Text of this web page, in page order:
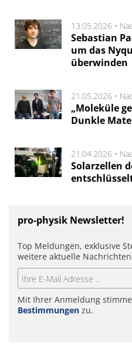
13.05.2026 •
Sebastian
um das
überwinden
21.05.2026 •
„Moleküle
Dunkle
21.04.2026 •
Solarzellen
pro-physik Newsletter!
Top Meldungen, exklusive
weitere aktuelle
Mit Ihrer Anmeldung
Bestimmungen zu.